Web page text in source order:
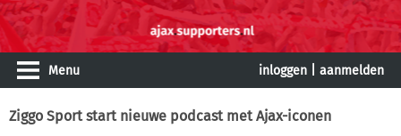
Menu inloggen aanmelden
Ziggo Sport start nieuwe podcast met Ajax-iconen